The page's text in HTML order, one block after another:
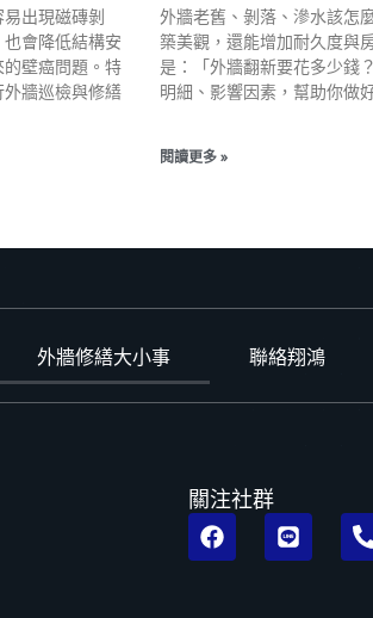
出現磁磚剝
會降低結構安
壁癌問題。特
牆巡檢與修繕
外牆老舊、剝落、滲水該怎
築美觀，還能增加耐久度與
是：「外牆翻新要花多少錢
明細、影響因素，幫助你做
閱讀更多 »
外牆修繕大小事 聯絡翔鴻
關注社群
F
a
c
L
i
n